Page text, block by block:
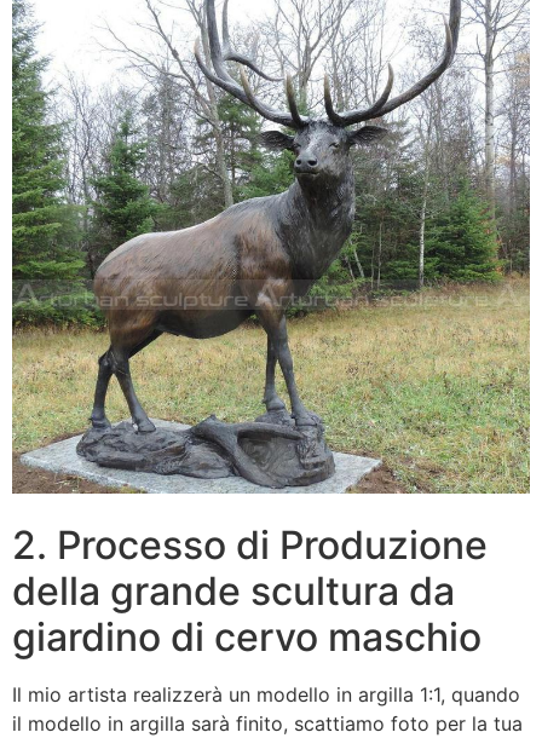
2. Processo di Produzione
della grande scultura da
giardino di cervo maschio
Il mio artista realizzerà un modello in argilla 1:1, quando
il modello in argilla sarà finito, scattiamo foto per la tua